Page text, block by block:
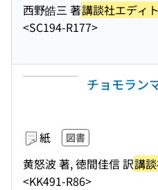
西野皓三 著講談社エディ
<SC194-R177>
チョモラン
紙 図書
黄怒波 著, 徳間佳信 訳講
<KK491-R86>